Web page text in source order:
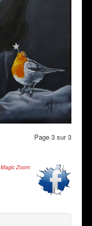
Page 3 sur 3
Magic Zoom